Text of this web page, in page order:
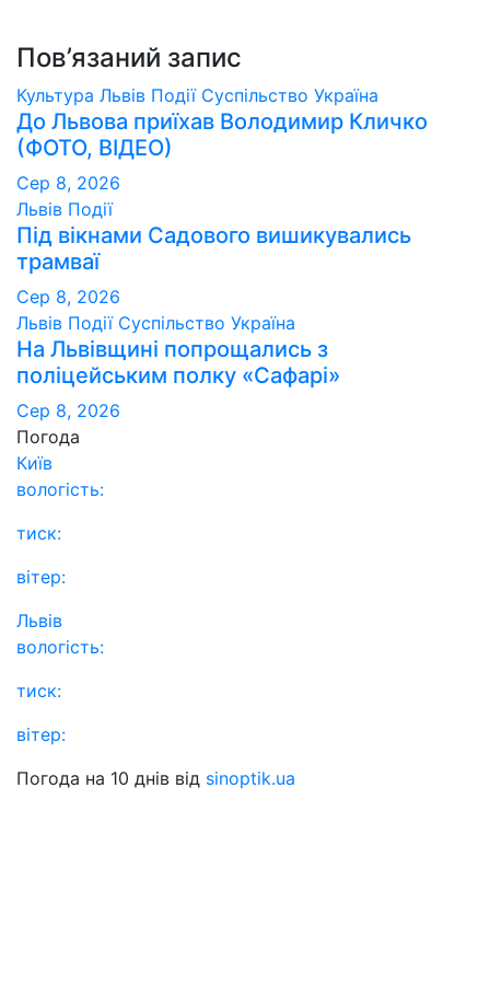
Пов’язаний запис
Культура Львів Події Суспільство Україна
До Львова приїхав Володимир Кличко
(ФОТО, ВІДЕО)
Сер 8, 2026
Львів Події
Під вікнами Садового вишикувались
трамваї
Сер 8, 2026
Львів Події Суспільство Україна
На Львівщині попрощались з
поліцейським полку «Сафарі»
Сер 8, 2026
Погода
Київ
вологість:
тиск:
вітер:
Львів
вологість:
тиск:
вітер:
Погода на 10 днів від sinoptik.ua